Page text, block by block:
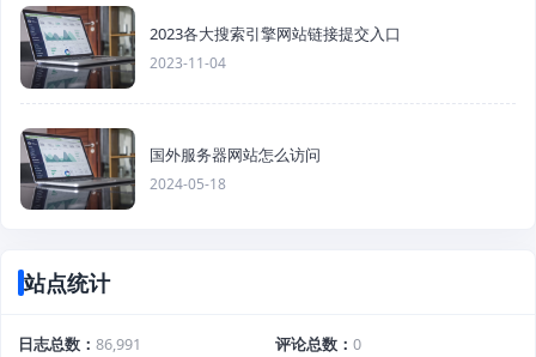
2023各大搜索引擎网站链接提交入口
2023-11-04
国外服务器网站怎么访问
2024-05-18
站点统计
日志总数 86,991 评论总数
0